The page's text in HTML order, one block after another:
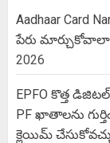
Aadhaar Card
పేరు
2026
EPFO కొత్త
PF ఖాతాలను
క్లెయిమ్